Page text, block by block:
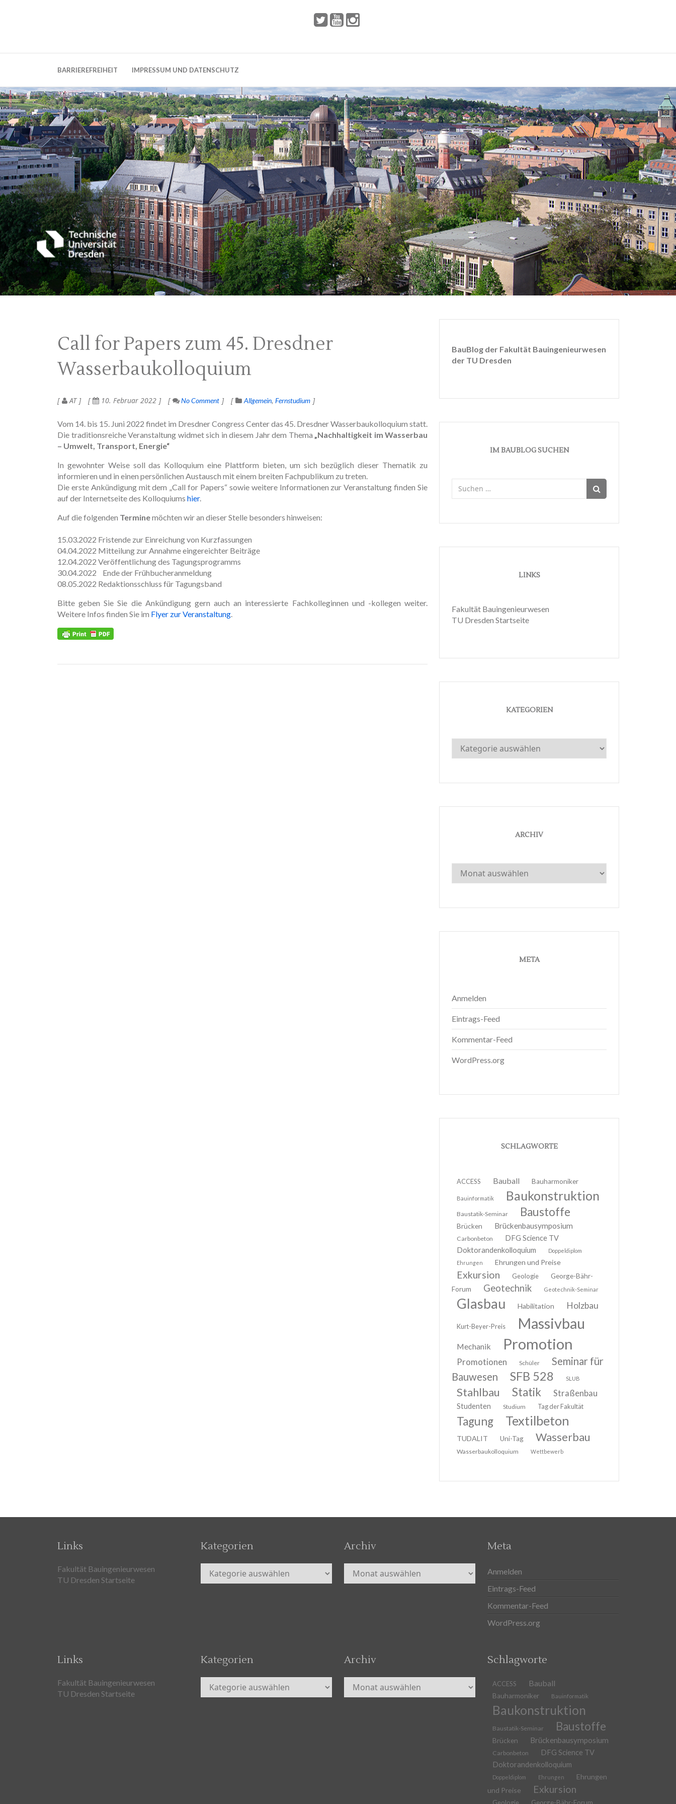
BARRIEREFREIHEIT IMPRESSUM UND DATENSCHUTZ
Call for Papers zum 45. Dresdner
Wasserbaukolloquium
AT 10. Februar 2022 No Comment Allgemein Fernstudium
Vom 14. bis 15. Juni 2022 findet im Dresdner Congress Center das 45. Dresdner Wasserbaukolloquium statt.
Die traditionsreiche Veranstaltung widmet sich in diesem Jahr dem Thema „Nachhaltigkeit im Wasserbau
– Umwelt, Transport, Energie“
In gewohnter Weise soll das Kolloquium eine Plattform bieten, um sich bezüglich dieser Thematik zu
informieren und in einen persönlichen Austausch mit einem breiten Fachpublikum zu treten.
Die erste Ankündigung mit dem „Call for Papers“ sowie weitere Informationen zur Veranstaltung finden Sie
auf der Internetseite des Kolloquiums hier.
Auf die folgenden Terminemöchten wir an dieser Stelle besonders hinweisen:
15.03.2022 Fristende zur Einreichung von Kurzfassungen
04.04.2022 Mitteilung zur Annahme eingereichter Beiträge
12.04.2022 Veröffentlichung des Tagungsprogramms
30.04.2022 Ende der Frühbucheranmeldung
08.05.2022 Redaktionsschluss für Tagungsband
Bitte geben Sie Sie die Ankündigung gern auch an interessierte Fachkolleginnen und -kollegen weiter.
Weitere Infos finden Sie im Flyer zur Veranstaltung
BauBlog der Fakultät Bauingenieurwesen
der TU Dresden
IM BAUBLOG SUCHEN
nach:
LINKS
Fakultät Bauingenieurwesen
TU Dresden Startseite
KATEGORIEN
Kategorien
ARCHIV
Archiv
META
Anmelden
Eintrags-Feed
Kommentar-Feed
WordPress.org
SCHLAGWORTE
ACCESS Bauball Bauharmoniker
Bauinformatik Baukonstruktion
Baustatik-Seminar Baustoffe
Brücken Brückenbausymposium
Carbonbeton
DFG Science TV
Doktorandenkolloquium
Doppeldiplom
Ehrungen
Ehrungen und Preise
Exkursion Geologie
George-Bähr-
Forum
Geotechnik Geotechnik-Seminar
Glasbau Habilitation Holzbau
Kurt-Beyer-Preis Massivbau
Mechanik Promotion
Promotionen Schüler
Seminar für
Bauwesen
SFB 528 SLUB
Stahlbau Statik Straßenbau
Studenten Studium Tag der Fakultät
Tagung Textilbeton
TUDALIT Uni-Tag Wasserbau
Wasserbaukolloquium Wettbewerb
Links
Fakultät Bauingenieurwesen
TU Dresden Startseite
Kategorien
Kategorien
Archiv
Archiv
Meta
Anmelden
Eintrags-Feed
Kommentar-Feed
WordPress.org
Links
Fakultät Bauingenieurwesen
TU Dresden Startseite
Kategorien
Kategorien
Archiv
Archiv
Schlagworte
ACCESS Bauball
Bauharmoniker Bauinformatik
Baukonstruktion
Baustatik-Seminar Baustoffe
Brücken Brückenbausymposium
Carbonbeton
DFG Science TV
Doktorandenkolloquium
Doppeldiplom Ehrungen
Ehrungen
und Preise
Exkursion
Geologie George-Bähr-Forum